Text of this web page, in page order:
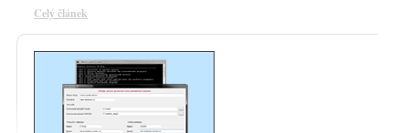
Celý článek